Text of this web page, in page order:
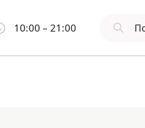
10:00 – 21:00